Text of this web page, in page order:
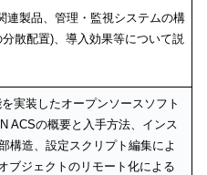
連製品、管理・監視システムの構
散配置)、導入効果等について説
実装したオープンソースソフト
ACSの概要と入手方法、インス
構造、設定スクリプト編集によ
ブジェクトのリモート化による